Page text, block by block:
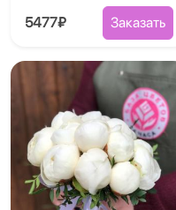
5477₽ Заказать